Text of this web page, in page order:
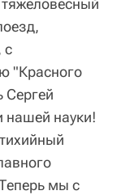
с
"Красного
Сергей
нашей науки!
мы с